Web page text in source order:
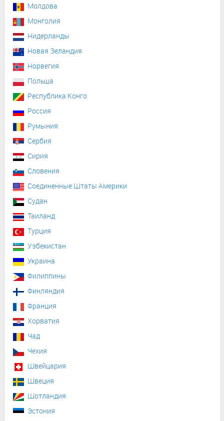
Молдова
Монголия
Нидерланды
Новая Зеландия
Норвегия
Польша
Республика Конго
Россия
Румыния
Сербия
Сирия
Словения
Соединенные Штаты Америки
Судан
Таиланд
Турция
Узбекистан
Украина
Филиппины
Финляндия
Франция
Хорватия
Чад
Чехия
Швейцария
Швеция
Шотландия
Эстония